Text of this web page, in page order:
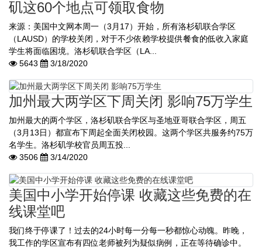
矶这60个地点可领取食物
来源：美国中文网本周一（3月17）开始，所有洛杉矶联合学区
（LAUSD）的学校关闭，对于不少依赖学校提供餐食的低收入家庭
学生将面临困境。洛杉矶联合学区（LA...
5643
3/18/2020
加州最大两学区下周关闭 影响75万学生
加州最大的两个学区，洛杉矶联合学区与圣地亚哥联合学区，周五
（3月13日）都宣布下周起全面关闭校园。这两个学区共服务约75万
名学生。洛杉矶学校官员周五投...
3506
3/14/2020
美国中小学开始停课 收藏这些免费的在
线课堂吧
我们终于停课了！过去的24小时每一分每一秒都惊心动魄。昨晚，
我工作的学区宣布有四位老师被列为疑似病例，正在等待确诊中。